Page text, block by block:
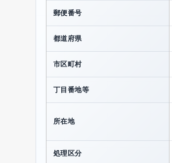
郵便番号
都道府県
市区町村
丁目番地等
所在地
処理区分